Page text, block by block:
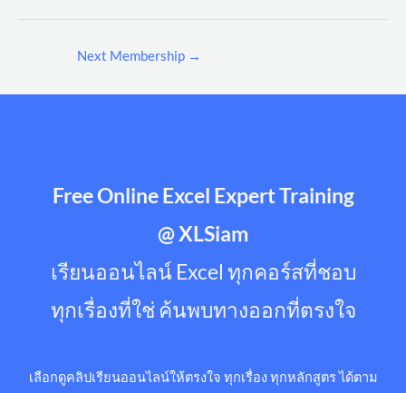
Next Membership →
Free Online Excel Expert Training
@ XLSiam
เรียนออนไลน์ Excel ทุกคอร์สที่ชอบ
ทุกเรื่องที่ใช่ ค้นพบทางออกที่ตรงใจ
เลือกดูคลิปเรียนออนไลน์ให้ตรงใจ ทุกเรื่อง ทุกหลักสูตร ได้ตาม